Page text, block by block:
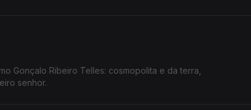
Gonçalo Ribeiro Telles: cosmopolita e da terra,
senhor.